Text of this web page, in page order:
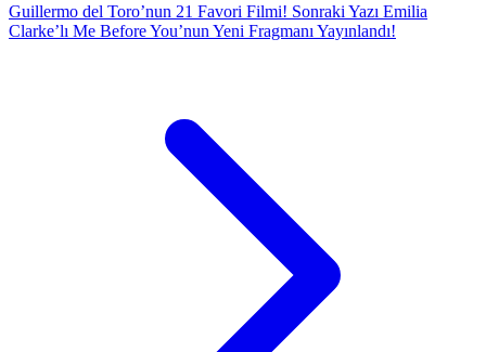
Guillermo del Toro’nun 21 Favori Filmi! Sonraki Yazı Emilia
Clarke’lı Me Before You’nun Yeni Fragmanı Yayınlandı!